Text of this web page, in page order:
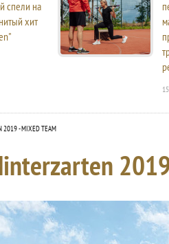
спели на
хит
2019 - MIXED TEAM